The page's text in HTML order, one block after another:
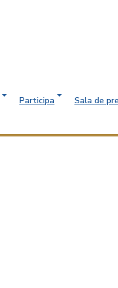
Participa
Sala de